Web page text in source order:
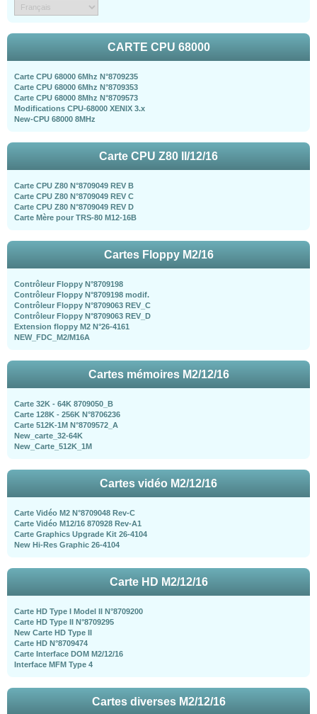
CARTE CPU 68000
Carte CPU 68000 6Mhz N°8709235
Carte CPU 68000 6Mhz N°8709353
Carte CPU 68000 8Mhz N°8709573
Modifications CPU-68000 XENIX 3.x
New-CPU 68000 8MHz
Carte CPU Z80 II/12/16
Carte CPU Z80 N°8709049 REV B
Carte CPU Z80 N°8709049 REV C
Carte CPU Z80 N°8709049 REV D
Carte Mère pour TRS-80 M12-16B
Cartes Floppy M2/16
Contrôleur Floppy N°8709198
Contrôleur Floppy N°8709198 modif.
Contrôleur Floppy N°8709063 REV_C
Contrôleur Floppy N°8709063 REV_D
Extension floppy M2 N°26-4161
NEW_FDC_M2/M16A
Cartes mémoires M2/12/16
Carte 32K - 64K 8709050_B
Carte 128K - 256K N°8706236
Carte 512K-1M N°8709572_A
New_carte_32-64K
New_Carte_512K_1M
Cartes vidéo M2/12/16
Carte Vidéo M2 N°8709048 Rev-C
Carte Vidéo M12/16 870928 Rev-A1
Carte Graphics Upgrade Kit 26-4104
New Hi-Res Graphic 26-4104
Carte HD M2/12/16
Carte HD Type I Model II N°8709200
Carte HD Type II N°8709295
New Carte HD Type II
Carte HD N°8709474
Carte Interface DOM M2/12/16
Interface MFM Type 4
Cartes diverses M2/12/16